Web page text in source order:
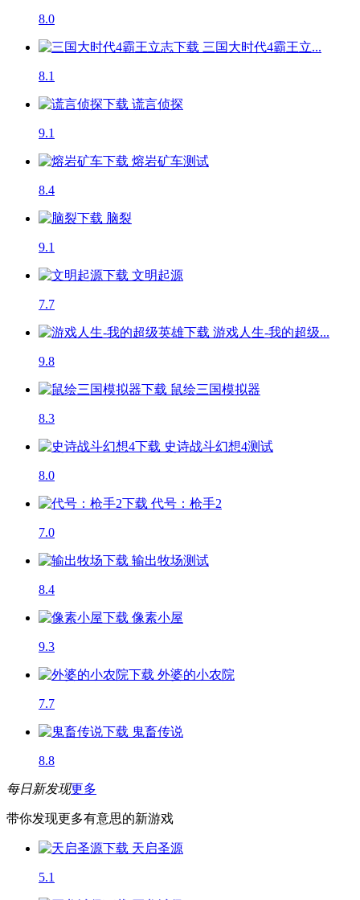
8.0
三国大时代4霸王立...
8.1
谎言侦探
9.1
熔岩矿车测试
8.4
脑裂
9.1
文明起源
7.7
游戏人生-我的超级...
9.8
鼠绘三国模拟器
8.3
史诗战斗幻想4测试
8.0
代号：枪手2
7.0
输出牧场测试
8.4
像素小屋
9.3
外婆的小农院
7.7
鬼畜传说
8.8
每日新发现更多
带你发现更多有意思的新游戏
天启圣源
5.1